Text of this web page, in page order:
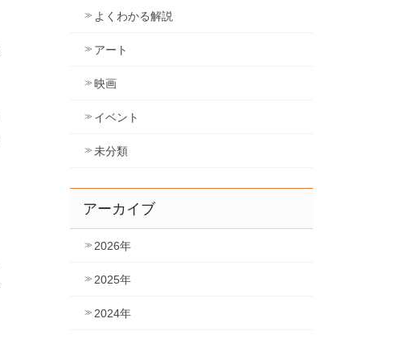
よくわかる解説
アート
映画
イベント
未分類
アーカイブ
2026年
2025年
2024年